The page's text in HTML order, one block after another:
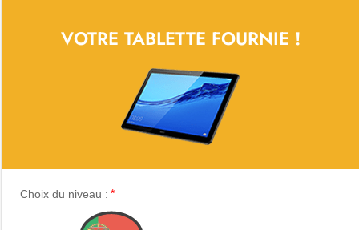
VOTRE TABLETTE FOURNIE !
Choix du niveau :